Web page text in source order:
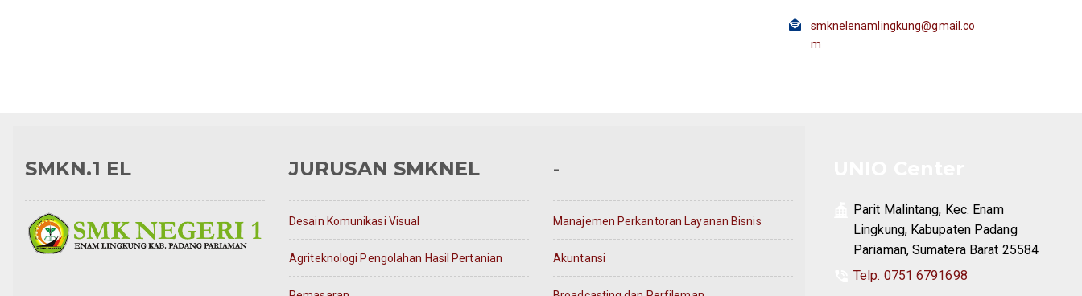
smknelenamlingkung@gmail.co
m
SMKN.1 EL JURUSAN SMKNEL
Desain Komunikasi Visual
Agriteknologi Pengolahan Hasil Pertanian
-
Manajemen Perkantoran Layanan Bisnis
Akuntansi
Parit Malintang, Kec. Enam
Lingkung, Kabupaten Padang
Pariaman, Sumatera Barat 25584
Telp. 0751 6791698